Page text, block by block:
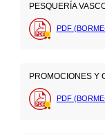
PESQUERÍA
PDF
PROMOCIONES Y
PDF